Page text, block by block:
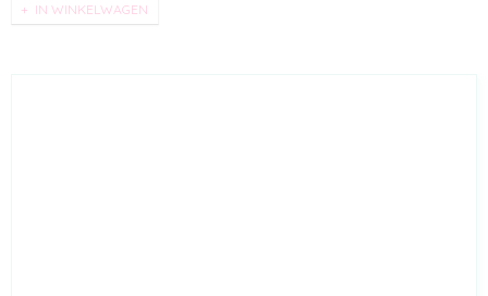
IN WINKELWAGEN